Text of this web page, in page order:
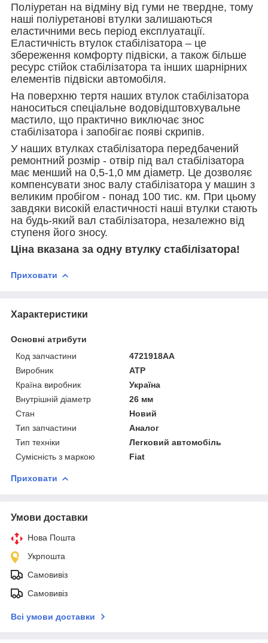
Поліуретан на відміну від гуми не твердне, тому
наші поліуретанові втулки залишаються
еластичними весь період експлуатації.
Еластичність втулок стабілізатора – це
збереження комфорту підвіски, а також більше
ресурс стійок стабілізатора та інших шарнірних
елементів підвіски автомобіля.
На поверхню тертя наших втулок стабілізатора
наноситься спеціальне водовідштовхувальне
мастило, що практично виключає знос
стабілізатора і запобігає появі скрипів.
У наших втулках стабілізатора передбачений
ремонтний розмір - отвір під вал стабілізатора
має менший на 0,5-1,0 мм діаметр. Це дозволяє
компенсувати знос валу стабілізатора у машин з
великим пробігом - понад 100 тис. км. При цьому
завдяки високій еластичності наші втулки стають
на будь-який вал стабілізатора, незалежно від
ступеня його зносу.
Ціна вказана за одну втулку стабілізатора!
Приховати
Характеристики
Основні атрибути
Код запчастини
4721918AA
Виробник
ATP
Країна виробник
Україна
Внутрішній діаметр
26 мм
Стан
Новий
Тип запчастини
Аналог
Тип техніки
Легковий автомобіль
Сумісність з маркою
Fiat
Приховати
Умови доставки
Нова Пошта
Укрпошта
Самовивіз
Самовивіз
Всі умови доставки